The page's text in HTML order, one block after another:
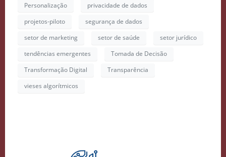
Personalização
privacidade de dados
projetos-piloto
segurança de dados
setor de marketing
setor de saúde
setor jurídico
tendências emergentes
Tomada de Decisão
Transformação Digital
Transparência
vieses algorítmicos